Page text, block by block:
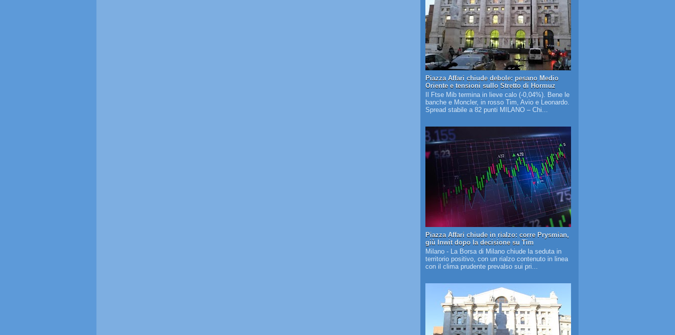
Piazza Affari chiude debole: pesano Medio
Oriente e tensioni sullo Stretto di Hormuz
Il Ftse Mib termina in lieve calo (-0,04%). Bene le
banche e Moncler, in rosso Tim, Avio e Leonardo.
Spread stabile a 82 punti MILANO – Chi...
Piazza Affari chiude in rialzo: corre Prysmian,
giù Inwit dopo la decisione su Tim
Milano - La Borsa di Milano chiude la seduta in
territorio positivo, con un rialzo contenuto in linea
con il clima prudente prevalso sui pri...